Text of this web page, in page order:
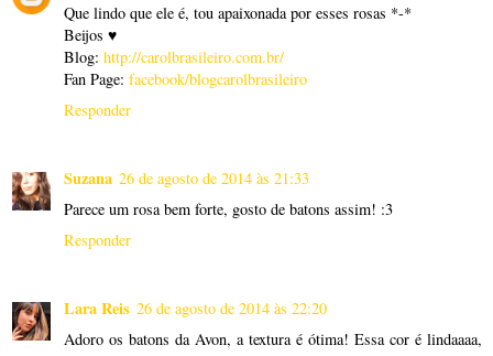
Que lindo que ele é, tou apaixonada por esses rosas *-*
Beijos ♥
Blog: http://carolbrasileiro.com.br/
Fan Page: facebook/blogcarolbrasileiro
Responder
Suzana 26 de agosto de 2014 às 21:33
Parece um rosa bem forte, gosto de batons assim! :3
Responder
Lara Reis 26 de agosto de 2014 às 22:20
Adoro os batons da Avon, a textura é ótima! Essa cor é lindaaaa,